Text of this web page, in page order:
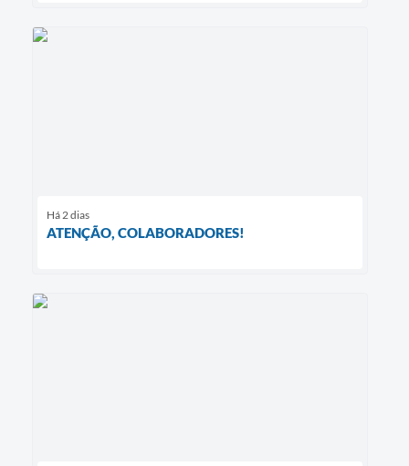
Há 2 dias
ATENÇÃO, COLABORADORES!